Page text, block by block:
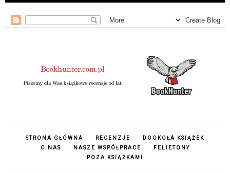
STRONA GŁÓWNA RECENZJE
DOOKOŁA KSIĄŻEK
O NAS
NASZE WSPÓŁPRACE
FELIETONY
POZA KSIĄŻKAMI